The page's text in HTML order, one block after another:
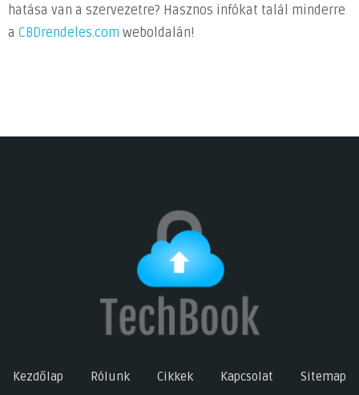
hatása van a szervezetre? Hasznos infókat talál minderre
a CBDrendeles.com weboldalán!
Kezdőlap Rólunk Cikkek Kapcsolat Sitemap